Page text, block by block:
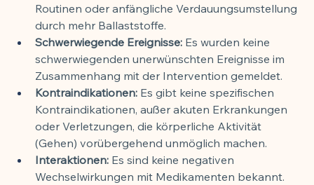
Routinen oder anfängliche Verdauungsumstellung
durch mehr Ballaststoffe.
Schwerwiegende Ereignisse: Es wurden keine
schwerwiegenden unerwünschten Ereignisse im
Zusammenhang mit der Intervention gemeldet.
Kontraindikationen: Es gibt keine spezifischen
Kontraindikationen, außer akuten Erkrankungen
oder Verletzungen, die körperliche Aktivität
(Gehen) vorübergehend unmöglich machen.
Interaktionen: Es sind keine negativen
Wechselwirkungen mit Medikamenten bekannt.